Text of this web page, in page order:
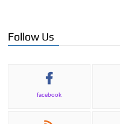
Follow Us
facebook